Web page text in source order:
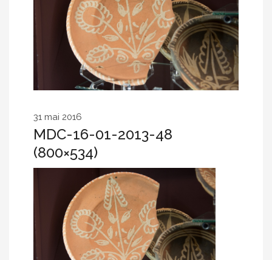
31 mai 2016
MDC-16-01-2013-48
(800×534)